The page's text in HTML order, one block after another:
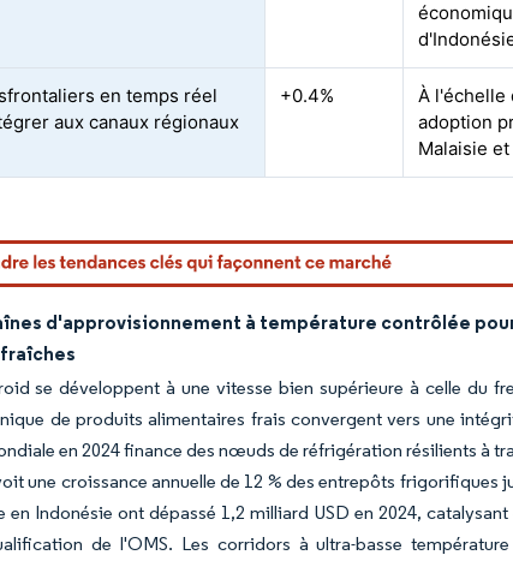
en temps réel
aux canaux régionaux
+0.4%
À l'échelle
adoption
Malaisie
d'approvisionnement à température contrôlée
se développent à une vitesse bien supérieure à celle du
de produits alimentaires frais convergent vers une
en 2024 finance des nœuds de réfrigération résilients à
une croissance annuelle de 12 % des entrepôts frigorifiques
Indonésie ont dépassé 1,2 milliard USD en 2024,
de l'OMS. Les corridors à ultra-basse